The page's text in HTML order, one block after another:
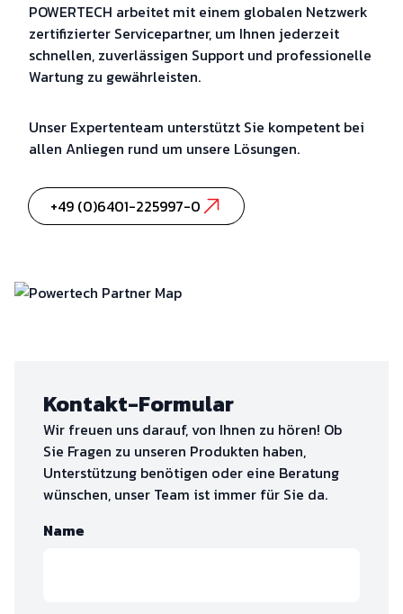
POWERTECH arbeitet mit einem globalen Netzwerk
zertifizierter Servicepartner, um Ihnen jederzeit
schnellen, zuverlässigen Support und professionelle
Wartung zu gewährleisten.
Unser Expertenteam unterstützt Sie kompetent bei
allen Anliegen rund um unsere Lösungen.
+49 (0)6401-225997-0
Kontakt-Formular
Wir freuen uns darauf, von Ihnen zu hören! Ob
Sie Fragen zu unseren Produkten haben,
Unterstützung benötigen oder eine Beratung
wünschen, unser Team ist immer für Sie da.
Name